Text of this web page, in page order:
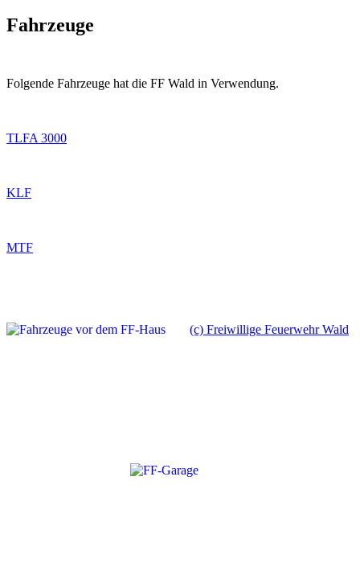
Fahrzeuge
Folgende Fahrzeuge hat die FF Wald in Verwendung.
TLFA 3000
KLF
MTF
(c) Freiwillige Feuerwehr Wald